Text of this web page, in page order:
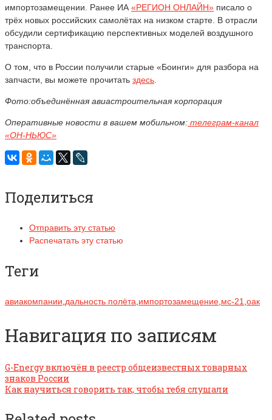
импортозамещении. Ранее ИА «РЕГИОН ОНЛАЙН» писало о
трёх новых российских самолётах на низком старте. В отрасли
обсудили сертификацию перспективных моделей воздушного
транспорта.
О том, что в России получили старые «Боинги» для разбора на
запчасти, вы можете прочитать здесь
Фото:объединённая авиастроительная корпорация
Оперативные новости в вашем мобильном: телеграм-канал
«ОН-НЬЮС»
Поделиться
Отправить эту статью
Распечатать эту статью
Теги
авиакомпании дальность полёта импортозамещение мс-21 оак
Навигация по записям
G-Energy включён в реестр общеизвестных товарных
знаков России
Как научиться говорить так, чтобы тебя слушали